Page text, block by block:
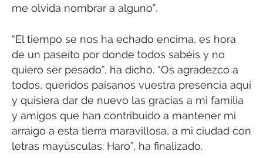
me olvida nombrar a alguno”.
“El tiempo se nos ha echado encima, es hora
de un paseíto por donde todos sabéis y no
quiero ser pesado”, ha dicho. “Os agradezco a
todos, queridos paisanos vuestra presencia aquí
y quisiera dar de nuevo las gracias a mi familia
y amigos que han contribuido a mantener mi
arraigo a esta tierra maravillosa, a mi ciudad con
letras mayúsculas: Haro”, ha finalizado.